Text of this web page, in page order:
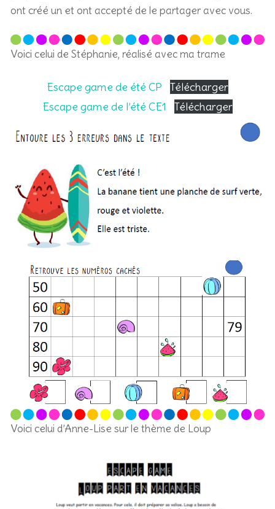
ont créé un et ont accepté de le partager avec vous.
Voici celui de Stéphanie, réalisé avec ma trame
Escape game de été CP
Télécharger
Escape game de l’été CE1
Télécharger
Voici celui d’Anne-Lise sur le thème de Loup